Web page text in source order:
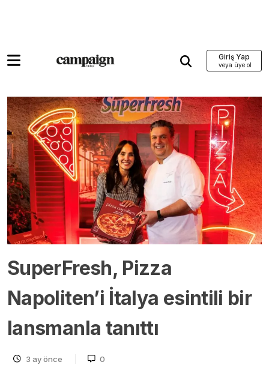
Giriş Yap
SuperFresh, Pizza
Napoliten’i İtalya esintili bir
lansmanla tanıttı
3 ay önce 0